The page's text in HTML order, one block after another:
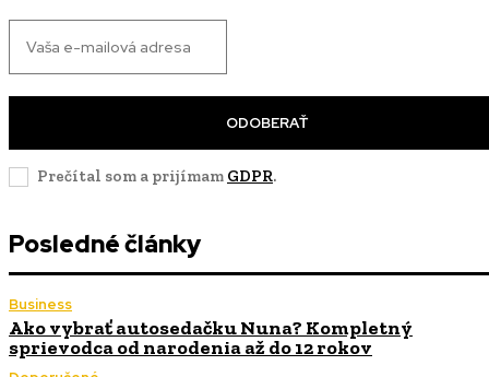
ODOBERAŤ
Prečítal som a prijímam GDPR.
Posledné články
Business
Ako vybrať autosedačku Nuna? Kompletný
sprievodca od narodenia až do 12 rokov